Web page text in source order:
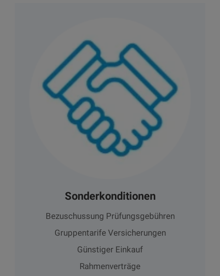
Sonderkonditionen
Bezuschussung Prüfungsgebühren
Gruppentarife Versicherungen
Günstiger Einkauf
Rahmenverträge